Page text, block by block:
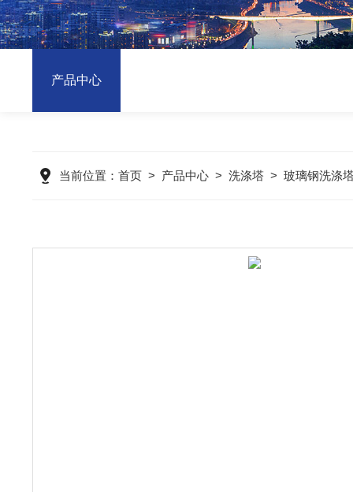
产品中心
当前位置： 首页> 产品中心> 洗涤塔> 玻璃钢洗涤